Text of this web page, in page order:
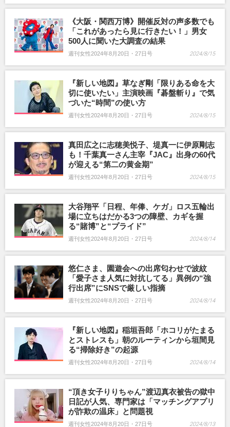
《大阪・関西万博》開催反対の声多数でも
「これがあったら見に行きたい！」男女
500人に聞いた大調査の結果
週刊女性2024年8月20日・27日号 2024/8/15
『新しい地図』草なぎ剛「限りある命を大
切に使いたい」主演映画『碁盤斬り』で気
づいた“時間”の使い方
週刊女性2024年8月20日・27日号 2024/8/15
真田広之に志穂美悦子、堤真一に伊原剛志
も！千葉真一さん主宰『JAC』出身の60代
が迎える“第二の黄金期”
週刊女性2024年8月20日・27日号 2024/8/15
大谷翔平「日程、年俸、ケガ」ロス五輪出
場に立ちはだかる3つの障壁、カギを握
る“賭博”と“プライド”
週刊女性2024年8月20日・27日号 2024/8/14
悠仁さま、園遊会への出席匂わせで波紋
「愛子さま人気に対抗してる」異例の“強
行出席”にSNSで厳しい指摘
週刊女性2024年8月20日・27日号 2024/8/14
『新しい地図』稲垣吾郎「ホコリがたまる
とストレスも」朝のルーティンから垣間見
る“掃除好き”の起源
週刊女性2024年8月20日・27日号 2024/8/14
“頂き女子りりちゃん”渡辺真衣被告の獄中
日記が人気、専門家は「マッチングアプリ
が詐欺の温床」と問題視
週刊女性2024年8月20日・27日号 2024/8/13